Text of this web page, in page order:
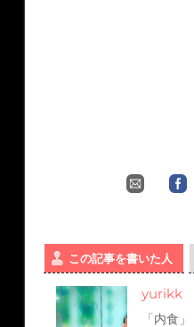
この記事を書いた人
yurikk
「内食